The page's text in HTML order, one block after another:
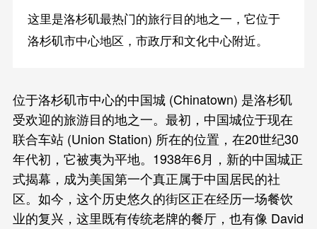
这里是洛杉矶最热门的旅行目的地之一，它位于
洛杉矶市中心地区，市政厅和文化中心附近。
位于洛杉矶市中心的中国城 (Chinatown) 是洛杉矶
受欢迎的旅游目的地之一。最初，中国城位于现在
联合车站 (Union Station) 所在的位置，在20世纪30
年代初，它被夷为平地。1938年6月，新的中国城正
式揭幕，成为美国第一个真正属于中国居民的社
区。如今，这个历史悠久的街区正在经历一场餐饮
业的复兴，这里既有传统老牌的餐厅，也有像 David